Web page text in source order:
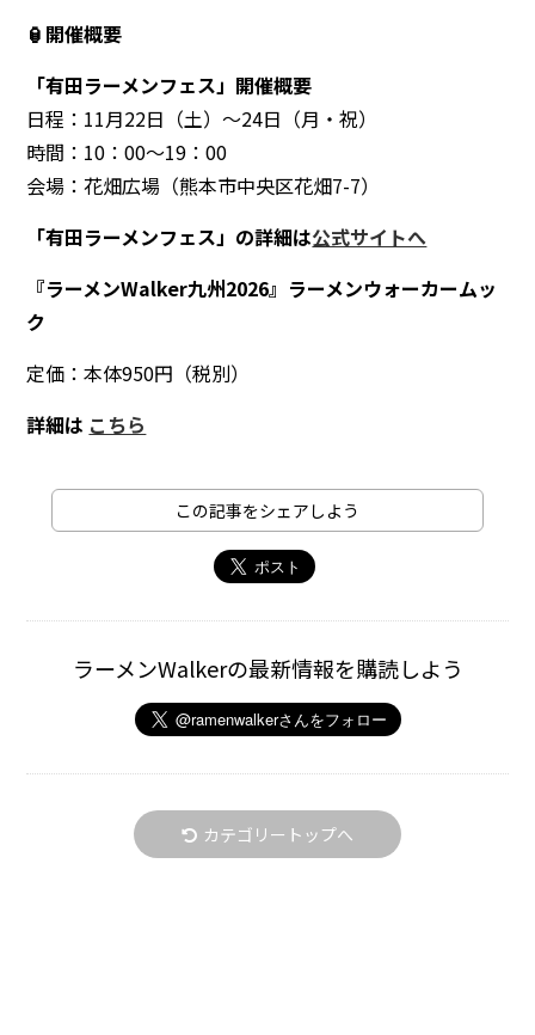
🏮開催概要
「有田ラーメンフェス」開催概要
日程：11月22日（土）〜24日（月・祝）
時間：10：00〜19：00
会場：花畑広場（熊本市中央区花畑7-7）
「有田ラーメンフェス」の詳細は公式サイトへ
『ラーメンWalker九州2026』ラーメンウォーカームッ
ク
定価：本体950円（税別）
詳細は こちら
この記事をシェアしよう
ラーメンWalkerの最新情報を購読しよう
カテゴリートップへ